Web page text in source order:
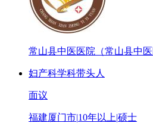
常山县中医医院（常山县中
妇产科学科带头人
面议
福建厦门市|10年以上|硕士